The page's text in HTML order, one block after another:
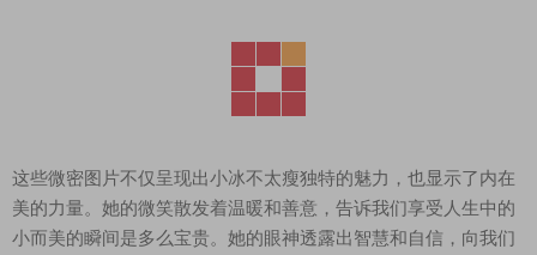
这些微密图片不仅呈现出小冰不太瘦独特的魅力，也显示了内在
美的力量。她的微笑散发着温暖和善意，告诉我们享受人生中的
小而美的瞬间是多么宝贵。她的眼神透露出智慧和自信，向我们